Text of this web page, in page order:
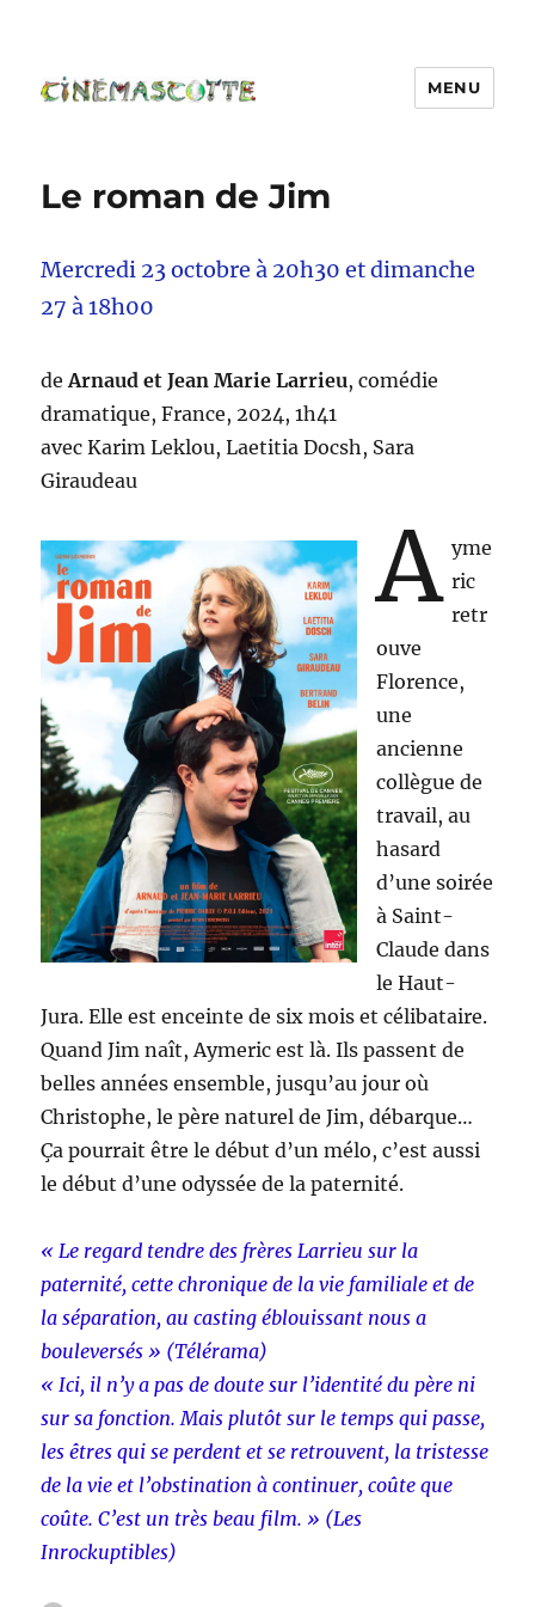
MENU
Le roman de Jim
Mercredi 23 octobre à 20h30 et dimanche
27 à 18h00
deArnaud et Jean Marie Larrieu, comédie
dramatique, France, 2024, 1h41
avec Karim Leklou, Laetitia Docsh, Sara
Giraudeau
A yme
ric
retr
ouve
Florence,
une
ancienne
collègue de
travail, au
hasard
d’une soirée
à Saint-
Claude dans
le Haut-
Jura. Elle est enceinte de six mois et célibataire.
Quand Jim naît, Aymeric est là. Ils passent de
belles années ensemble, jusqu’au jour où
Christophe, le père naturel de Jim, débarque…
Ça pourrait être le début d’un mélo, c’est aussi
le début d’une odyssée de la paternité.
« Le regard tendre des frères Larrieu sur la
paternité, cette chronique de la vie familiale et de
la séparation, au casting éblouissant nous a
bouleversés » (Télérama)
« Ici, il n’y a pas de doute sur l’identité du père ni
sur sa fonction. Mais plutôt sur le temps qui passe,
les êtres qui se perdent et se retrouvent, la tristesse
de la vie et l’obstination à continuer, coûte que
coûte. C’est un très beau film. » (Les
Inrockuptibles)